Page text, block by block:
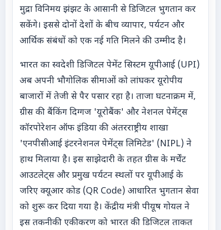
मुद्रा विनिमय झंझट के आसानी से डिजिटल भुगतान कर
सकेंगे। इससे दोनों देशों के बीच व्यापार, पर्यटन और
आर्थिक संबंधों को एक नई गति मिलने की उम्मीद है।
भारत का स्वदेशी डिजिटल पेमेंट सिस्टम यूपीआई (UPI)
अब अपनी भौगोलिक सीमाओं को लांघकर यूरोपीय
बाजारों में तेजी से पैर पसार रहा है। ताजा घटनाक्रम में,
ग्रीस की बैंकिंग दिग्गज 'यूरोबैंक' और नेशनल पेमेंट्स
कॉरपोरेशन ऑफ इंडिया की अंतरराष्ट्रीय शाखा
'एनपीसीआई इंटरनेशनल पेमेंट्स लिमिटेड' (NIPL) ने
हाथ मिलाया है। इस साझेदारी के तहत ग्रीस के मर्चेंट
आउटलेट्स और प्रमुख पर्यटन स्थलों पर यूपीआई के
जरिए क्यूआर कोड (QR Code) आधारित भुगतान सेवा
को शुरू कर दिया गया है। केंद्रीय मंत्री पीयूष गोयल ने
इस तकनीकी एकीकरण को भारत की डिजिटल ताकत